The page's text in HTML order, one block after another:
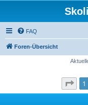
FAQ
Foren-Übersicht
Seite
1